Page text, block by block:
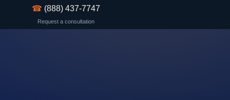
☎ (888) 437-7747
Request a consultation